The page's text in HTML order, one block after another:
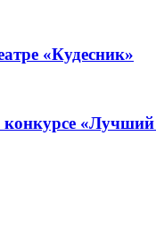
«Кудесник»
«Лучший